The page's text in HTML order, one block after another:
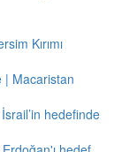
Kırımı
| Macaristan
hedefinde